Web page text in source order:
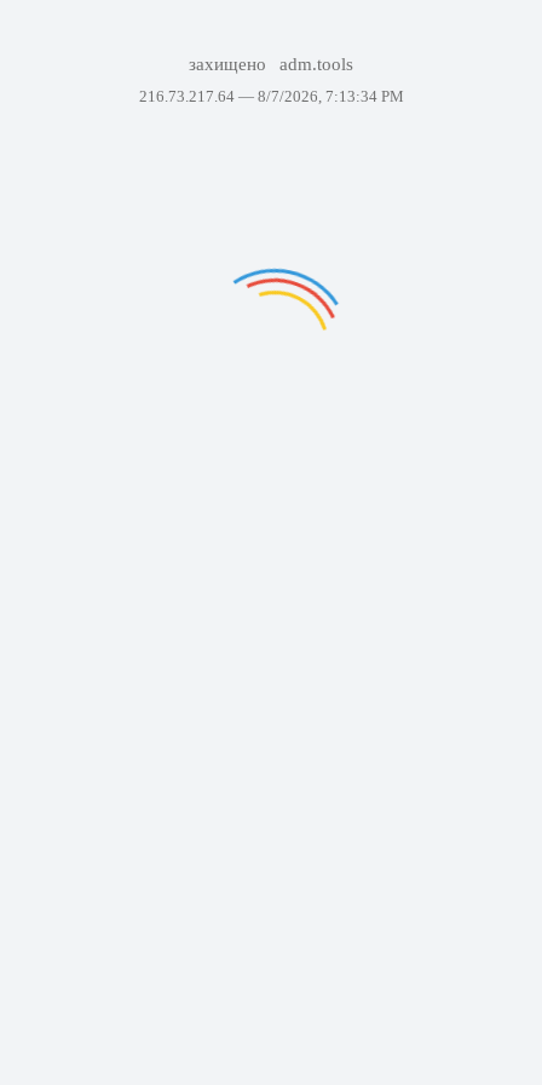
захищено adm.tools
216.73.217.64 — 8/7/2026, 7:13:34 PM